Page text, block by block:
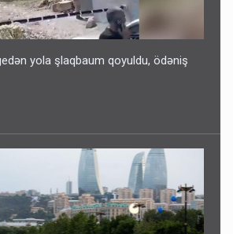
yola şlaqbaum qoyuldu, ödəniş